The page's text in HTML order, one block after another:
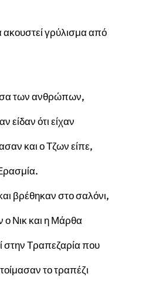
ακουστεί γρύλισμα από
των ανθρώπων,
είδαν ότι είχαν
και ο Τζων είπε,
βρέθηκαν στο σαλόνι,
ο Νικ και η Μάρθα
στην Τραπεζαρία που
το τραπέζι